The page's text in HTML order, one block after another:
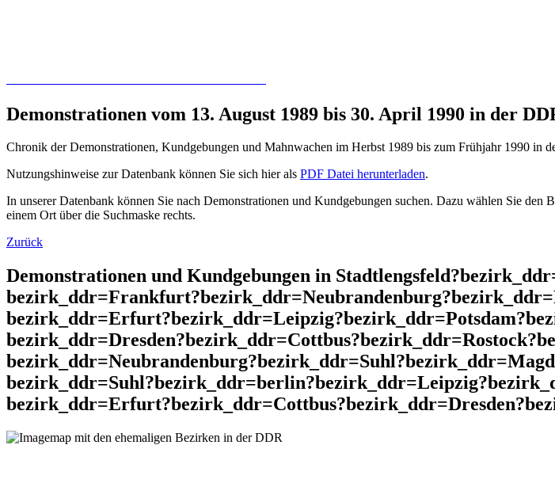
Demonstrationen vom 13. August 1989 bis 30. April 1990 in der
Chronik der Demonstrationen, Kundgebungen und Mahnwachen im Herbst 1989 bis zum Frühjahr 1990 in
Nutzungshinweise zur Datenbank können Sie sich hier als PDF Datei herunterladen.
In unserer Datenbank können Sie nach Demonstrationen und Kundgebungen suchen. Dazu wählen Sie
einem Ort über die Suchmaske rechts.
Zurück
Demonstrationen und Kundgebungen in